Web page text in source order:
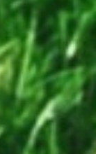
台之用。要克服户外
耐用，足碪折磨，
山路，重量要平
不動，但亦不能太
有效果。瞻前顧
多功能於一身的古
爾喀彎刀，也就是
no.1,
也就是聞名的